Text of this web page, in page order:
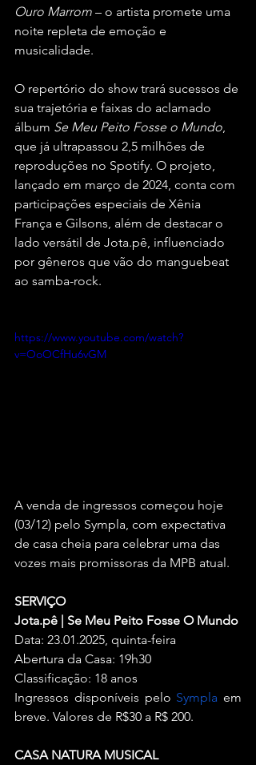
Ouro Marrom – o artista promete uma
noite repleta de emoção e
musicalidade.
O repertório do show trará sucessos de
sua trajetória e faixas do aclamado
álbum Se Meu Peito Fosse o Mundo,
que já ultrapassou 2,5 milhões de
reproduções no Spotify. O projeto,
lançado em março de 2024, conta com
participações especiais de Xênia
França e Gilsons, além de destacar o
lado versátil de Jota.pê, influenciado
por gêneros que vão do manguebeat
ao samba-rock.
https://www.youtube.com/watch?
v=OoOCfHu6vGM
A venda de ingressos começou hoje
(03/12) pelo Sympla, com expectativa
de casa cheia para celebrar uma das
vozes mais promissoras da MPB atual.
SERVIÇO
Jota.pê | Se Meu Peito Fosse O Mundo
Data: 23.01.2025, quinta-feira
Abertura da Casa: 19h30
Classificação: 18 anos
Ingressos disponíveis pelo Sympla em
breve. Valores de R$30 a R$ 200.
CASA NATURA MUSICAL